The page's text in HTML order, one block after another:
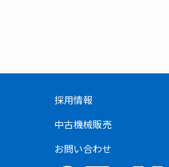
採用情報
中古機械販売
お問い合わせ